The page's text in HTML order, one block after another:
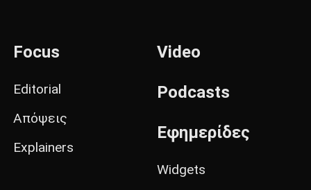
Focus
Editorial
Απόψεις
Explainers
Video
Podcasts
Εφημερίδες
Widgets